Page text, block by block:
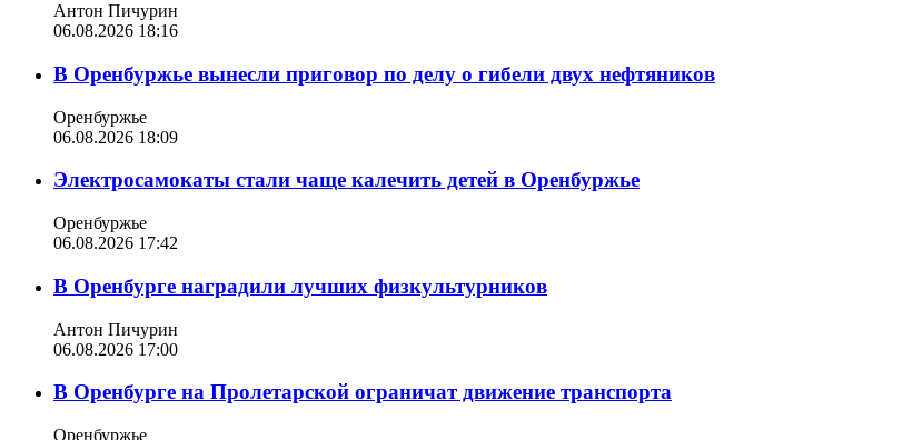
Антон Пичурин
06.08.2026 18:16
В Оренбуржье вынесли приговор по делу о гибели двух нефтяников
Оренбуржье
06.08.2026 18:09
Электросамокаты стали чаще калечить детей в Оренбуржье
Оренбуржье
06.08.2026 17:42
В Оренбурге наградили лучших физкультурников
Антон Пичурин
06.08.2026 17:00
В Оренбурге на Пролетарской ограничат движение транспорта
Оренбуржье